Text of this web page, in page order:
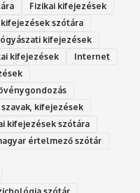
Fizikai kifejezések
szótára
kifejezések
kifejezések
Internet
szavak, kifejezések
kifejezések szótára
értelmező szótár